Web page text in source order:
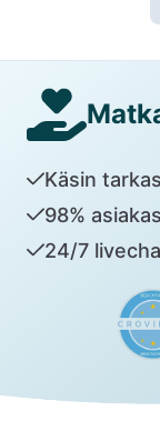
Käsin
98%
24/7